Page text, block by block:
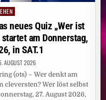
neues Quiz „Wer ist
am Donnerstag,
in SAT.1
AUGUST 2026
(ots) – Wer denkt am
cleversten? Wer löst selbst
27. August 2026,